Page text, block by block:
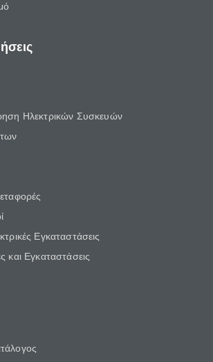
Ηλεκτρικών Συσκευών
Εγκαταστάσεις
και Εγκαταστάσεις